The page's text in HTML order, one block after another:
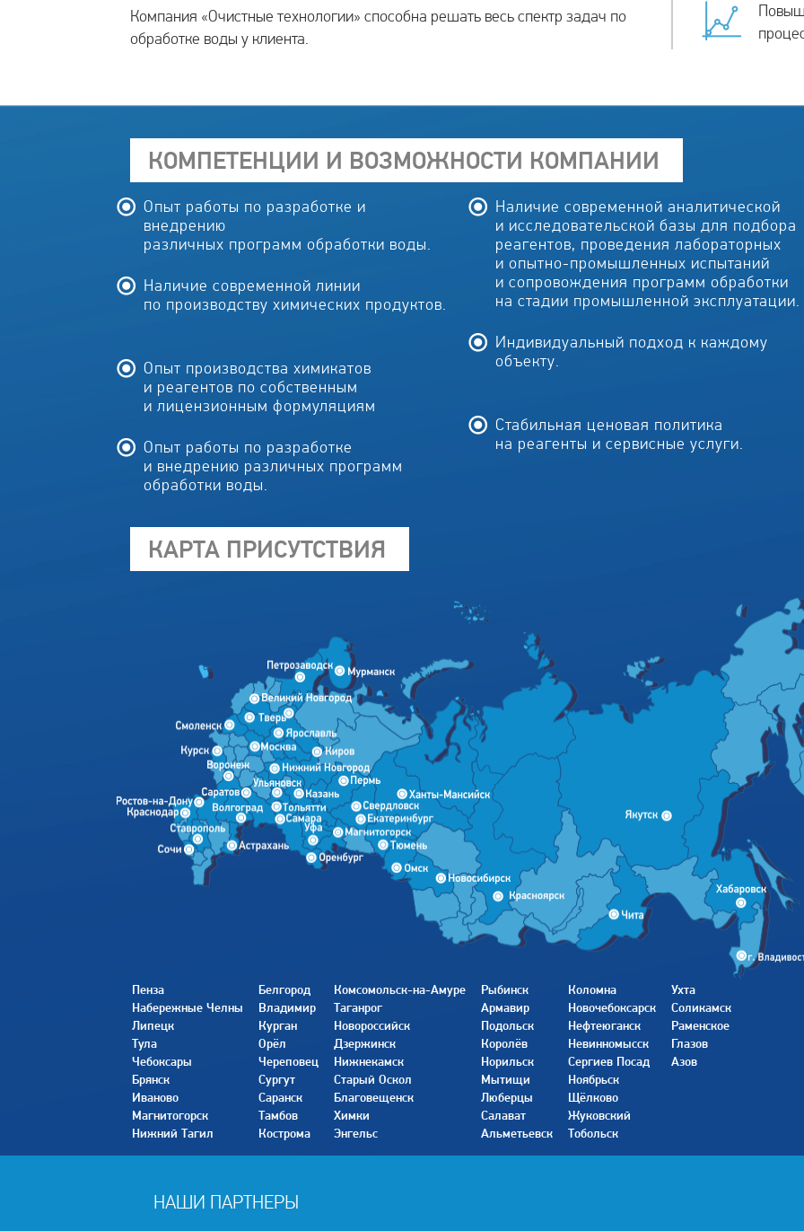
Компания «Очистные технологии» способна решать весь спектр задач по
обработке воды у клиента.
КОМПЕТЕНЦИИ И ВОЗМОЖНОСТИ КОМПАНИИ
Опыт работы по разработке и
внедрению
различных программ обработки воды.
Наличие современной линии
по производству химических продуктов.
Опыт производства химикатов
и реагентов по собственным
и лицензионным формуляциям
Опыт работы по разработке
и внедрению различных программ
обработки воды.
Наличие современной аналитической
и исследовательской базы для подбора
реагентов, проведения лабораторных
и опытно-промышленных испытаний
и сопровождения программ обработки
на стадии промышленной эксплуатации.
Индивидуальный подход к каждому
объекту.
Стабильная ценовая политика
на реагенты и сервисные услуги.
КАРТА ПРИСУТСТВИЯ
Пенза
Набережные Челны
Липецк
Тула
Чебоксары
Брянск
Иваново
Магнитогорск
Нижний Тагил
Белгород
Владимир
Курган
Орёл
Череповец
Сургут
Саранск
Тамбов
Кострома
Комсомольск-на-Амуре
Таганрог
Новороссийск
Дзержинск
Нижнекамск
Старый Оскол
Благовещенск
Химки
Энгельс
Рыбинск
Армавир
Подольск
Королёв
Норильск
Мытищи
Люберцы
Салават
Альметьевск
Коломна
Новочебоксарск
Нефтеюганск
Невинномысск
Сергиев Посад
Ноябрьск
Щёлково
Жуковский
Тобольск
Ухта
Соликамск
Раменское
Глазов
Азов
НАШИ ПАРТНЕРЫ